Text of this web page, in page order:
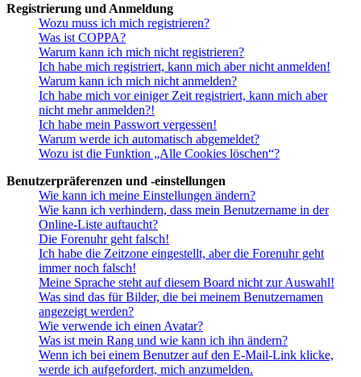
Registrierung und Anmeldung
Wozu muss ich mich registrieren?
Was ist COPPA?
Warum kann ich mich nicht registrieren?
Ich habe mich registriert, kann mich aber nicht anmelden!
Warum kann ich mich nicht anmelden?
Ich habe mich vor einiger Zeit registriert, kann mich aber
nicht mehr anmelden?!
Ich habe mein Passwort vergessen!
Warum werde ich automatisch abgemeldet?
Wozu ist die Funktion „Alle Cookies löschen“?
Benutzerpräferenzen und -einstellungen
Wie kann ich meine Einstellungen ändern?
Wie kann ich verhindern, dass mein Benutzername in der
Online-Liste auftaucht?
Die Forenuhr geht falsch!
Ich habe die Zeitzone eingestellt, aber die Forenuhr geht
immer noch falsch!
Meine Sprache steht auf diesem Board nicht zur Auswahl!
Was sind das für Bilder, die bei meinem Benutzernamen
angezeigt werden?
Wie verwende ich einen Avatar?
Was ist mein Rang und wie kann ich ihn ändern?
Wenn ich bei einem Benutzer auf den E-Mail-Link klicke,
werde ich aufgefordert, mich anzumelden.